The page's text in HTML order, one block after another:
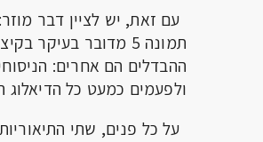
תמונה 5 מדובר בעיקר
ההבדלים הם אחרים:
ולפעמים כמעט כל הדיאלוג
על כל פנים, שתי התיאוריות